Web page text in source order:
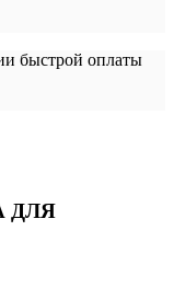
быстрой оплаты
ДЛЯ